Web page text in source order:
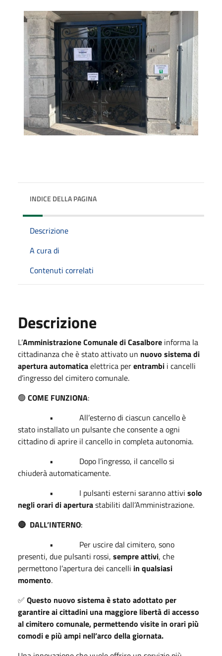
INDICE DELLA PAGINA
Descrizione
A cura di
Contenuti correlati
Descrizione
L’Amministrazione Comunale di Casalbore informa la
cittadinanza che è stato attivato un nuovo sistema di
apertura automaticaelettrica perentrambi i cancelli
d’ingresso del cimitero comunale.
🟢 COME FUNZIONA:
• All’esterno di ciascun cancello è
stato installato un pulsante che consente a ogni
cittadino di aprire il cancello in completa autonomia.
• Dopo l’ingresso, il cancello si
chiuderà automaticamente.
• I pulsanti esterni saranno attivi solo
negli orari di aperturastabiliti dall’Amministrazione.
🔴 DALL’INTERNO:
• Per uscire dal cimitero, sono
presenti, due pulsanti rossi, sempre attivi, che
permettono l’apertura dei cancelli in qualsiasi
momento.
✅ Questo nuovo sistema è stato adottato per
garantire ai cittadini una maggiore libertà di accesso
al cimitero comunale, permettendo visite in orari più
comodi e più ampi nell’arco della giornata.